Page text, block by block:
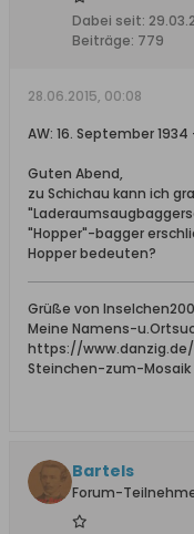
Dabei seit:
Beiträge: 779
28.06.2015, 00:08
AW: 16. September
Guten Abend,
zu Schichau kann ich
"Hopper"-bagger
Hopper bedeuten?
Grüße von
Meine Namens-
https://
Steinchen-zum-Mosaik
Bartels
Forum-